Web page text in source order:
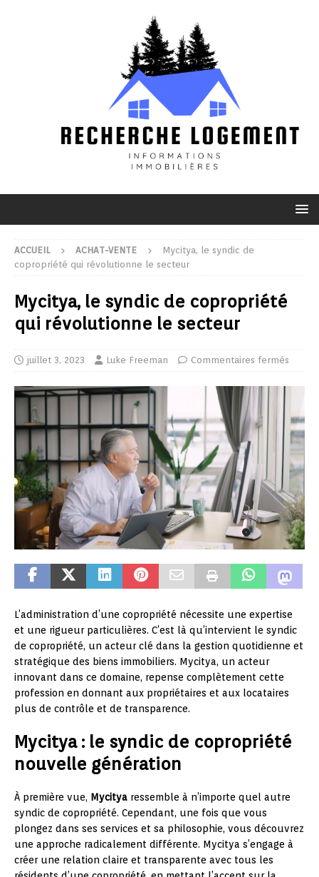
ACCUEIL ACHAT-VENTE
Mycitya, le syndic de
copropriété qui révolutionne le secteur
Mycitya, le syndic de copropriété
qui révolutionne le secteur
juillet 3, 2023 Luke Freeman Commentaires fermés
L’administration d’une copropriété nécessite une expertise
et une rigueur particulières. C’est là qu’intervient le syndic
de copropriété, un acteur clé dans la gestion quotidienne et
stratégique des biens immobiliers. Mycitya, un acteur
innovant dans ce domaine, repense complètement cette
profession en donnant aux propriétaires et aux locataires
plus de contrôle et de transparence.
Mycitya : le syndic de copropriété
nouvelle génération
À première vue, Mycitya ressemble à n’importe quel autre
syndic de copropriété. Cependant, une fois que vous
plongez dans ses services et sa philosophie, vous découvrez
une approche radicalement différente. Mycitya s’engage à
créer une relation claire et transparente avec tous les